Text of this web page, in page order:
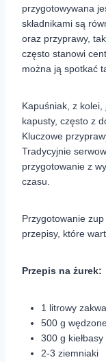
przygotowywana
składnikami są
oraz przyprawy,
często stanowi
można ją spotkać
Kapuśniak, z
kapusty, często z
Kluczowe
Tradycyjnie
przygotowanie z
czasu.
Przygotowanie
przepisy, które
Przepis na żurek:
1 litrowy
500 g
300 g kiełbasy
2-3 ziemniaki